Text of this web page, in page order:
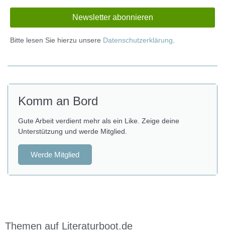
Bitte lesen Sie hierzu unsere Datenschutzerklärung
Komm an Bord
Gute Arbeit verdient mehr als ein Like. Zeige deine
Unterstützung und werde Mitglied.
Werde Mitglied
Themen auf Literaturboot.de